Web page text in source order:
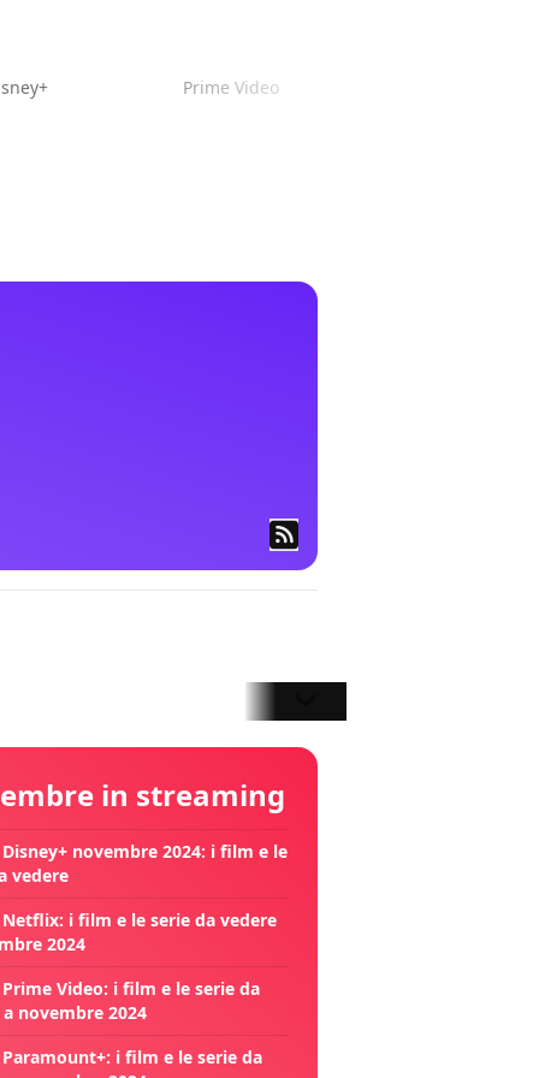
Prime Video
in streaming
novembre 2024: i film e le
vedere
i film e le serie da vedere
2024
Video: i film e le serie da
novembre 2024
i film e le serie da